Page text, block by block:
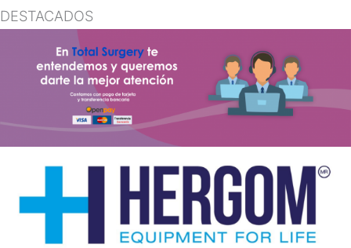
DESTACADOS